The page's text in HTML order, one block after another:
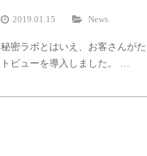
2019.01.15 News
秘密ラボとはいえ、お客さんが
トビューを導入しました。 …